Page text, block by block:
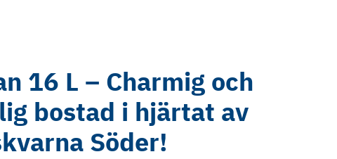
16 L – Charmig och
bostad i hjärtat av
Söder!